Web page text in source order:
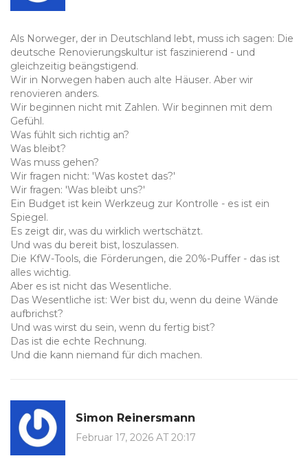
Als Norweger, der in Deutschland lebt, muss ich sagen: Die
deutsche Renovierungskultur ist faszinierend - und
gleichzeitig beängstigend.
Wir in Norwegen haben auch alte Häuser. Aber wir
renovieren anders.
Wir beginnen nicht mit Zahlen. Wir beginnen mit dem
Gefühl.
Was fühlt sich richtig an?
Was bleibt?
Was muss gehen?
Wir fragen nicht: 'Was kostet das?'
Wir fragen: 'Was bleibt uns?'
Ein Budget ist kein Werkzeug zur Kontrolle - es ist ein
Spiegel.
Es zeigt dir, was du wirklich wertschätzt.
Und was du bereit bist, loszulassen.
Die KfW-Tools, die Förderungen, die 20%-Puffer - das ist
alles wichtig.
Aber es ist nicht das Wesentliche.
Das Wesentliche ist: Wer bist du, wenn du deine Wände
aufbrichst?
Und was wirst du sein, wenn du fertig bist?
Das ist die echte Rechnung.
Und die kann niemand für dich machen.
Simon Reinersmann
Februar 17, 2026 AT 20:17